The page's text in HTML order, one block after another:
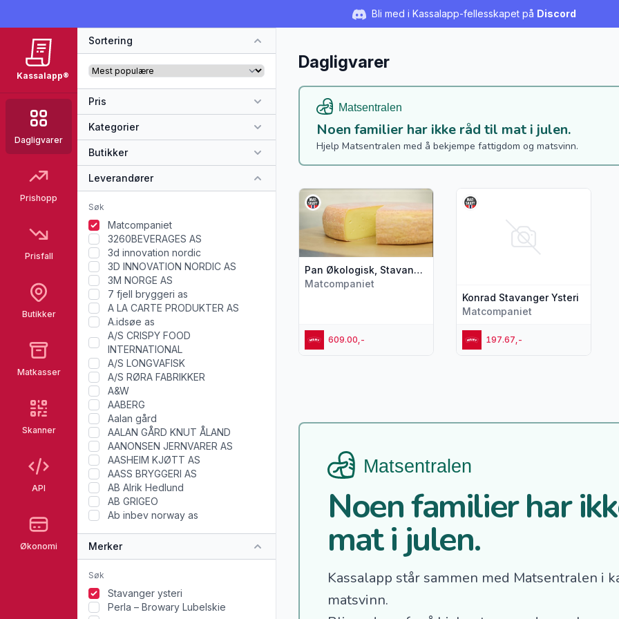
Bli med i Kassalapp-fellesskapet på Discord
Kassalapp®
Dagligvarer
Prishopp
Prisfall
Butikker
Matkasser
Skanner
API
Økonomi
Sortering
Pris
Kategorier
Butikker
Leverandører
Matcompaniet
3260BEVERAGES AS
3d innovation nordic
3D INNOVATION NORDIC AS
3M NORGE AS
7 fjell bryggeri as
A LA CARTE PRODUKTER AS
A.idsøe as
A/S CRISPY FOOD
INTERNATIONAL
A/S LONGVAFISK
A/S RØRA FABRIKKER
A&W
AABERG
Aalan gård
AALAN GÅRD KNUT ÅLAND
AANONSEN JERNVARER AS
AASHEIM KJØTT AS
AASS BRYGGERI AS
AB Alrik Hedlund
AB GRIGEO
Ab inbev norway as
Merker
Stavanger ysteri
Perla – Browary Lubelskie
Dagligvarer
Noen familier har ikke råd til mat i julen.
Hjelp Matsentralen med å bekjempe fattigdom og matsvinn.
Pan Økologisk, Stavanger Ysteri
Matcompaniet
609.00,-
Vis flere detaljer for produktet "Pan Økologisk, Stavanger Ysteri"
Konrad Stavanger Ysteri
Matcompaniet
197.67,-
Vis flere detaljer for produktet
Noen familier har
mat i julen.
Kassalapp står sammen med Matsentralen i
matsvinn.